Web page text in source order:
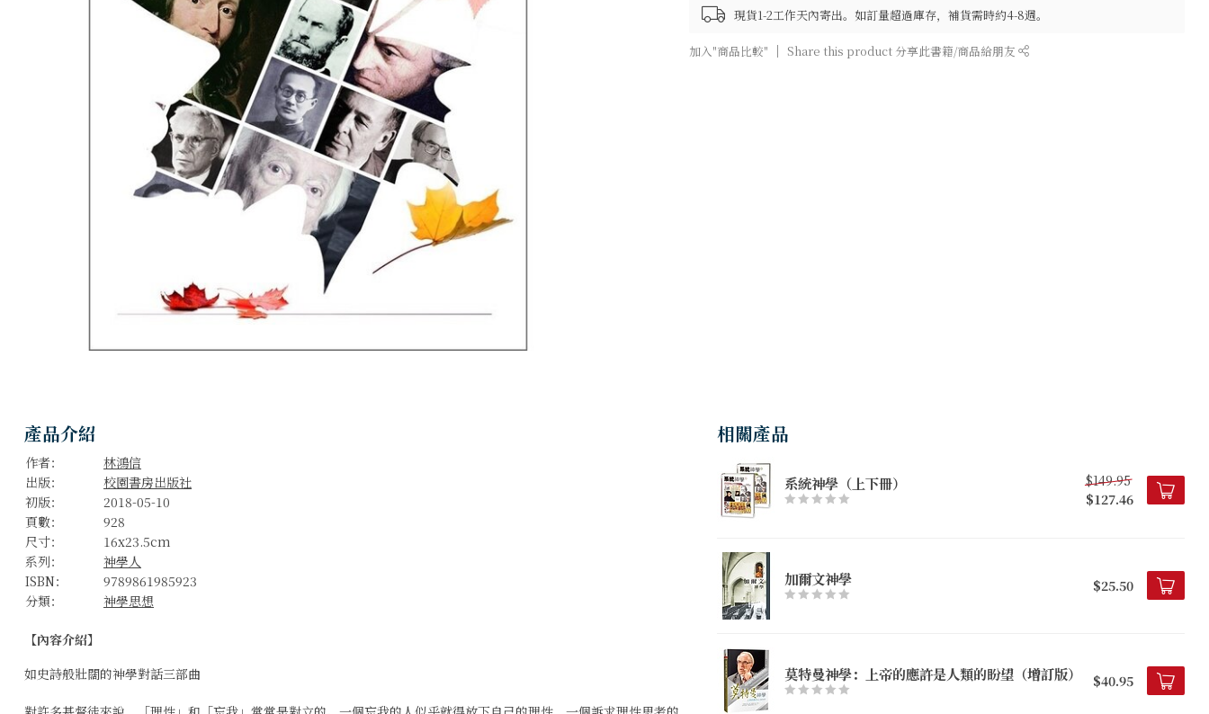
現貨1-2工作天內寄出。如訂量超過庫存，補貨需時約4-8週。
加入"商品比較" Share this product 分享此書籍/商品給朋友
產品介紹
作者：
林鴻信
出版：
校園書房出版社
初版：
2018-05-10
頁數：
928
尺寸：
16x23.5cm
系列：
神學人
ISBN：
9789861985923
分類：
神學思想
【內容介紹】
如史詩般壯闊的神學對話三部曲
相關產品
系統神學（上下冊）
$149.95
$127.46
加爾文神學 $25.50
莫特曼神學：上帝的應許是人類的盼望（增訂版） $40.95